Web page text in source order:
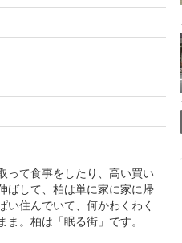
って食事をしたり、高い買い
ばして、柏は単に家に家に帰
い住んでいて、何かわくわく
。柏は「眠る街」です。